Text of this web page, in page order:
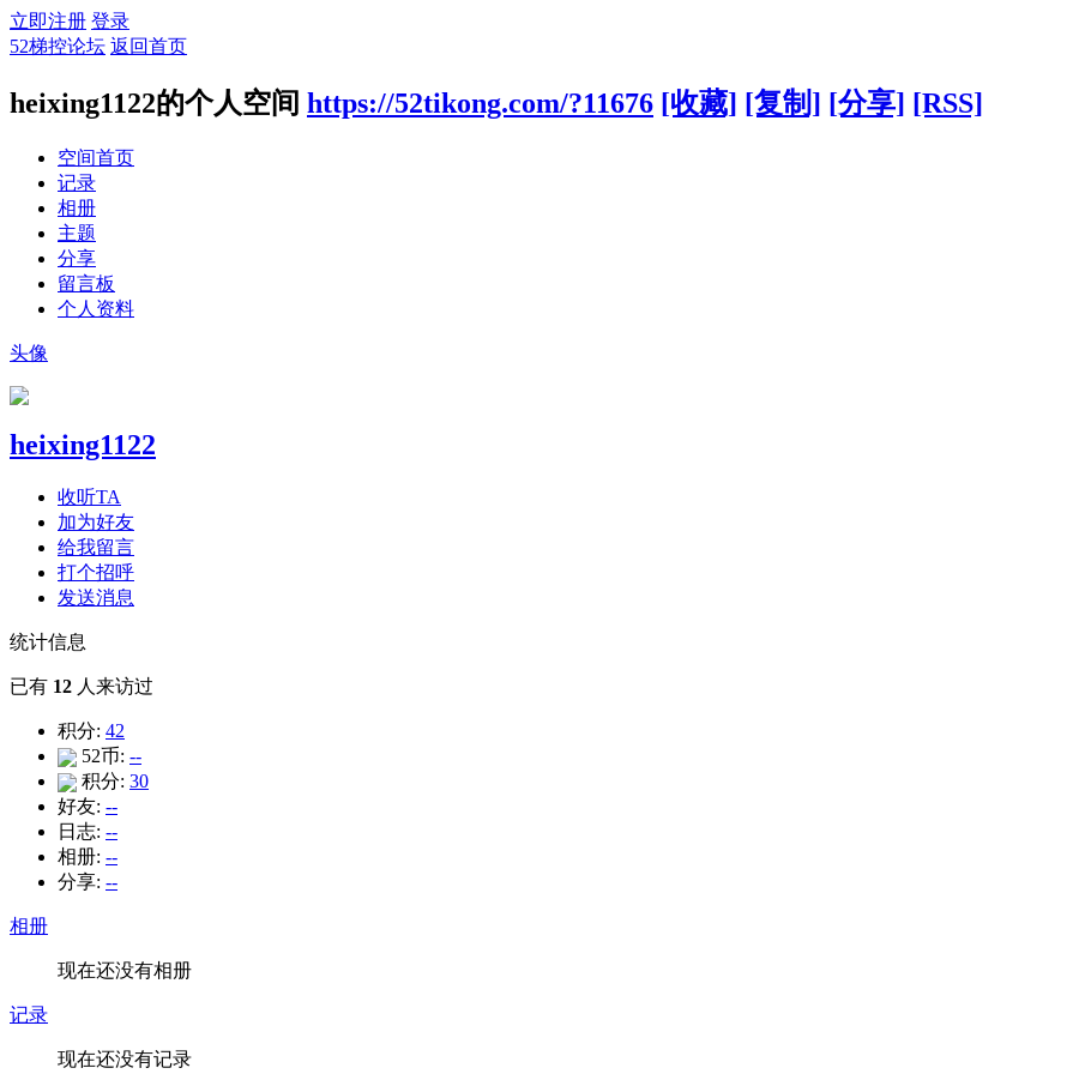
立即注册 登录
52梯控论坛 返回首页
heixing1122的个人空间 https://52tikong.com/?11676 [收藏] [复制] [分享] [RSS]
空间首页
记录
相册
主题
分享
留言板
个人资料
头像
heixing1122
收听TA
加为好友
给我留言
打个招呼
发送消息
统计信息
已有 12 人来访过
积分: 42
52币: --
积分: 30
好友: --
日志: --
相册: --
分享: --
相册
现在还没有相册
记录
现在还没有记录